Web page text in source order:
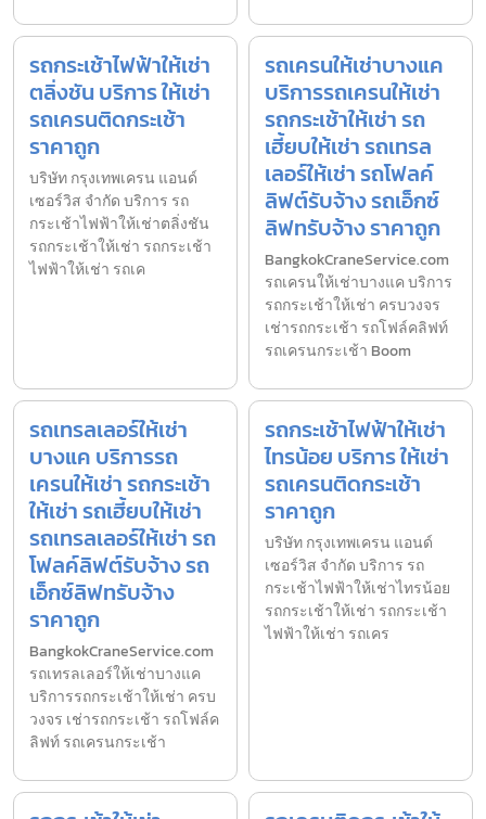
รถกระเช้าไฟฟ้าให้เช่า
ตลิ่งชัน บริการ ให้เช่า
รถเครนติดกระเช้า
ราคาถูก
บริษัท กรุงเทพเครน แอนด์
เซอร์วิส จำกัด บริการ รถ
กระเช้าไฟฟ้าให้เช่าตลิ่งชัน
รถกระเช้าให้เช่า รถกระเช้า
ไฟฟ้าให้เช่า รถเค
รถเครนให้เช่าบางแค
บริการรถเครนให้เช่า
รถกระเช้าให้เช่า รถ
เฮี้ยบให้เช่า รถเทรล
เลอร์ให้เช่า รถโฟลค์
ลิฟต์รับจ้าง รถเอ็กซ์
ลิฟทรับจ้าง ราคาถูก
BangkokCraneService.com
รถเครนให้เช่าบางแค บริการ
รถกระเช้าให้เช่า ครบวงจร
เช่ารถกระเช้า รถโฟล์คลิฟท์
รถเครนกระเช้า Boom
รถเทรลเลอร์ให้เช่า
บางแค บริการรถ
เครนให้เช่า รถกระเช้า
ให้เช่า รถเฮี้ยบให้เช่า
รถเทรลเลอร์ให้เช่า รถ
โฟลค์ลิฟต์รับจ้าง รถ
เอ็กซ์ลิฟทรับจ้าง
ราคาถูก
BangkokCraneService.com
รถเทรลเลอร์ให้เช่าบางแค
บริการรถกระเช้าให้เช่า ครบ
วงจร เช่ารถกระเช้า รถโฟล์ค
ลิฟท์ รถเครนกระเช้า
รถกระเช้าไฟฟ้าให้เช่า
ไทรน้อย บริการ ให้เช่า
รถเครนติดกระเช้า
ราคาถูก
บริษัท กรุงเทพเครน แอนด์
เซอร์วิส จำกัด บริการ รถ
กระเช้าไฟฟ้าให้เช่าไทรน้อย
รถกระเช้าให้เช่า รถกระเช้า
ไฟฟ้าให้เช่า รถเคร